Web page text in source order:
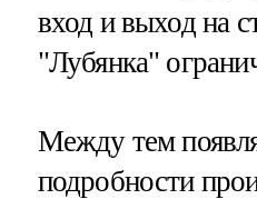
вход и выход на
"Лубянка"
Между тем
подробности